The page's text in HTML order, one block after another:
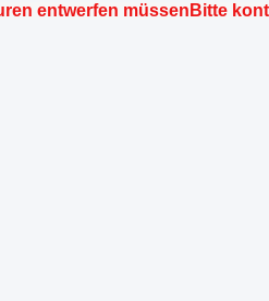
entwerfen müssenBitte